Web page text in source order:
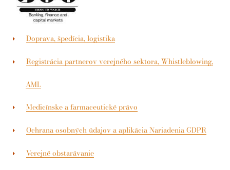
Doprava, špedícia, logistika
Registrácia partnerov verejného sektora, Whistleblowing,
AML
Medicínske a farmaceutické právo
Ochrana osobných údajov a aplikácia Nariadenia GDPR
Verejné obstarávanie